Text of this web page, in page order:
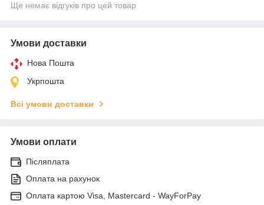
Ще немає відгуків про цей товар
Умови доставки
Нова Пошта
Укрпошта
Всі умови доставки
Умови оплати
Післяплата
Оплата на рахунок
Оплата картою Visa, Mastercard - WayForPay